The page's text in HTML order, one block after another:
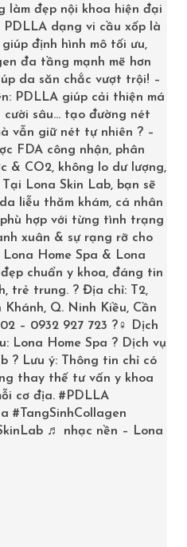
SIMPLY CLEAN
làm đẹp nội khoa hiện đại
PDLLA dạng vi cầu xốp là
định hình mô tối ưu,
đa tầng mạnh mẽ hơn
da săn chắc vượt trội! –
PDLLA giúp cải thiện má
cười sâu… tạo đường nét
vẫn giữ nét tự nhiên ? –
FDA công nhận, phân
& CO2, không lo dư lượng,
Lona Skin Lab, bạn sẽ
liễu thăm khám, cá nhân
hợp với từng tình trạng
xuân & sự rạng rỡ cho
Home Spa & Lona
chuẩn y khoa, đáng tin
trẻ trung. ? Địa chỉ: T2,
Q. Ninh Kiều, Cần
– 0932 927 723 ?‍♀️ Dịch
Lona Home Spa ? Dịch vụ
? Lưu ý: Thông tin chỉ có
thay thế tư vấn y khoa
cơ địa. #PDLLA
#TangSinhCollagen
♬ nhạc nền – Lona